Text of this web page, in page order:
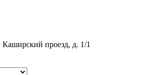
проезд, д. 1/1